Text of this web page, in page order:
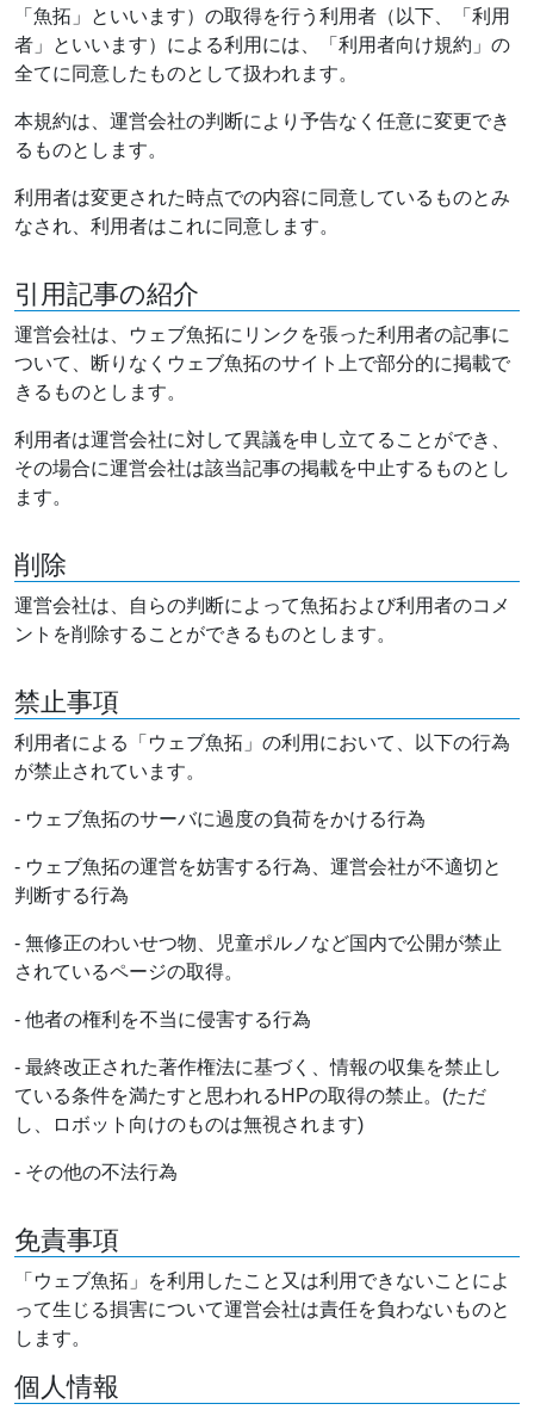
「魚拓」といいます）の取得を行う利用者（以下、「利用
者」といいます）による利用には、「利用者向け規約」の
全てに同意したものとして扱われます。
本規約は、運営会社の判断により予告なく任意に変更でき
るものとします。
利用者は変更された時点での内容に同意しているものとみ
なされ、利用者はこれに同意します。
引用記事の紹介
運営会社は、ウェブ魚拓にリンクを張った利用者の記事に
ついて、断りなくウェブ魚拓のサイト上で部分的に掲載で
きるものとします。
利用者は運営会社に対して異議を申し立てることができ、
その場合に運営会社は該当記事の掲載を中止するものとし
ます。
削除
運営会社は、自らの判断によって魚拓および利用者のコメ
ントを削除することができるものとします。
禁止事項
利用者による「ウェブ魚拓」の利用において、以下の行為
が禁止されています。
- ウェブ魚拓のサーバに過度の負荷をかける行為
- ウェブ魚拓の運営を妨害する行為、運営会社が不適切と
判断する行為
- 無修正のわいせつ物、児童ポルノなど国内で公開が禁止
されているページの取得。
- 他者の権利を不当に侵害する行為
- 最終改正された著作権法に基づく、情報の収集を禁止し
ている条件を満たすと思われるHPの取得の禁止。(ただ
し、ロボット向けのものは無視されます)
- その他の不法行為
免責事項
「ウェブ魚拓」を利用したこと又は利用できないことによ
って生じる損害について運営会社は責任を負わないものと
します。
個人情報